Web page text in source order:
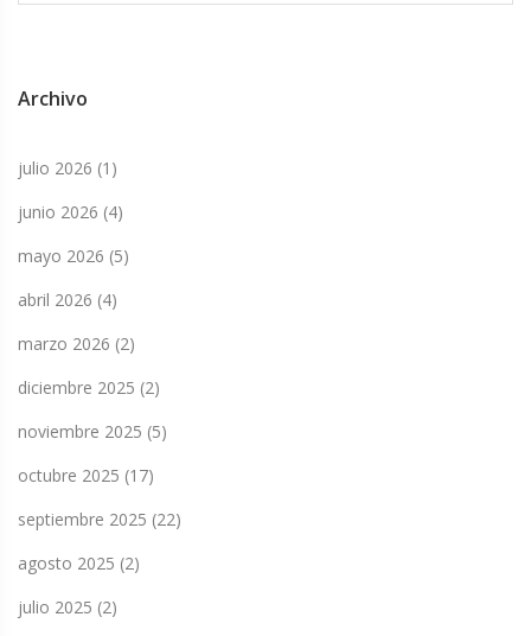
Archivo
julio 2026 (1)
junio 2026 (4)
mayo 2026 (5)
abril 2026 (4)
marzo 2026 (2)
diciembre 2025 (2)
noviembre 2025 (5)
octubre 2025 (17)
septiembre 2025 (22)
agosto 2025 (2)
julio 2025 (2)